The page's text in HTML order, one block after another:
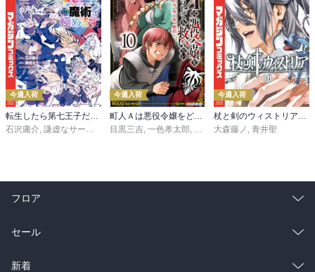
今週入荷
石沢庸介 謙虚なサークル メル。
今週入荷
目黒三吉 一色孝太郎 Parum
今週入荷
大森藤ノ 青井聖
フロア
総合
ラノベ
セール
総合
新着